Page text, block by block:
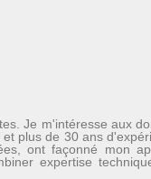
Je m'intéresse aux
plus de 30 ans
ont façonné mon
expertise